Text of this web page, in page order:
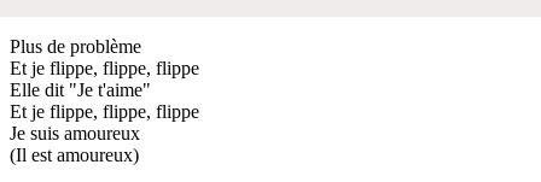
Plus de problème
Et je flippe, flippe, flippe
Elle dit "Je t'aime"
Et je flippe, flippe, flippe
Je suis amoureux
(Il est amoureux)